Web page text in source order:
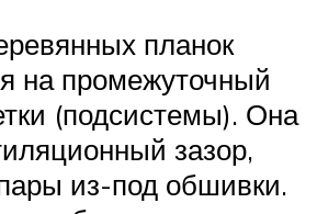
планок
на промежуточный
(подсистемы). Она
зазор,
из-под обшивки.